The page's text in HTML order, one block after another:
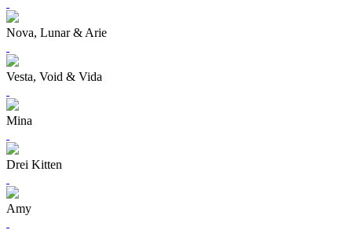
Nova, Lunar & Arie
Vesta, Void & Vida
Mina
Drei Kitten
Amy